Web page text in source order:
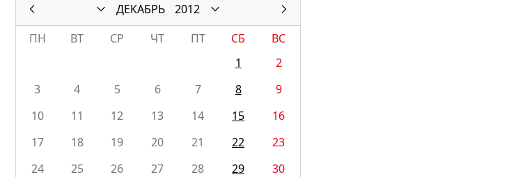
ДЕКАБРЬ
2012
ПН
ВТ СР ЧТ ПТ СБ
ВС
1
2
3
4 5 6 7 8
9
10
11 12 13 14 15
16
17
18 19 20 21 22
23
24
25 26 27 28 29
30